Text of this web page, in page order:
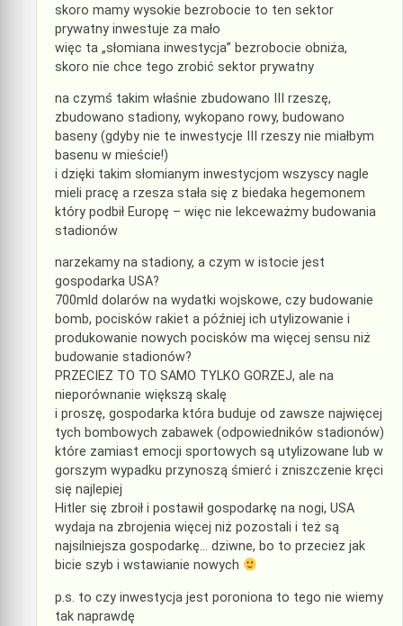
skoro mamy wysokie bezrobocie to ten sektor
prywatny inwestuje za mało
więc ta „słomiana inwestycja” bezrobocie obniża,
skoro nie chce tego zrobić sektor prywatny
na czymś takim właśnie zbudowano III rzeszę,
zbudowano stadiony, wykopano rowy, budowano
baseny (gdyby nie te inwestycje III rzeszy nie miałbym
basenu w mieście!)
i dzięki takim słomianym inwestycjom wszyscy nagle
mieli pracę a rzesza stała się z biedaka hegemonem
który podbił Europę – więc nie lekceważmy budowania
stadionów
narzekamy na stadiony, a czym w istocie jest
gospodarka USA?
700mld dolarów na wydatki wojskowe, czy budowanie
bomb, pocisków rakiet a później ich utylizowanie i
produkowanie nowych pocisków ma więcej sensu niż
budowanie stadionów?
PRZECIEZ TO TO SAMO TYLKO GORZEJ, ale na
nieporównanie większą skalę
i proszę, gospodarka która buduje od zawsze najwięcej
tych bombowych zabawek (odpowiedników stadionów)
które zamiast emocji sportowych są utylizowane lub w
gorszym wypadku przynoszą śmierć i zniszczenie kręci
się najlepiej
Hitler się zbroił i postawił gospodarkę na nogi, USA
wydaja na zbrojenia więcej niż pozostali i też są
najsilniejsza gospodarkę… dziwne, bo to przeciez jak
bicie szyb i wstawianie nowych
p.s. to czy inwestycja jest poroniona to tego nie wiemy
tak naprawdę